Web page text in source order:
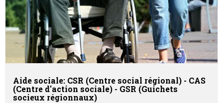
Aide sociale: CSR (Centre social régional) - CAS
(Centre d'action sociale) - GSR (Guichets
socieux régionnaux)